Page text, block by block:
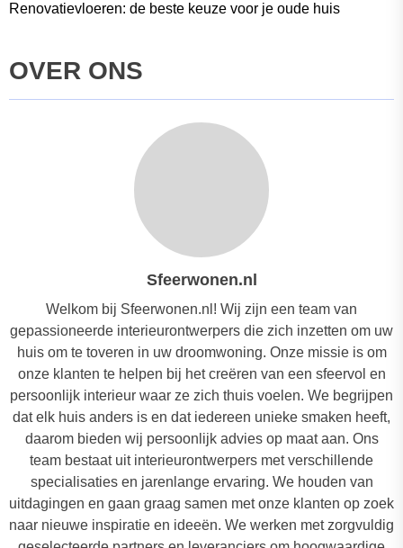
Renovatievloeren: de beste keuze voor je oude huis
OVER ONS
Sfeerwonen.nl
Welkom bij Sfeerwonen.nl! Wij zijn een team van
gepassioneerde interieurontwerpers die zich inzetten om uw
huis om te toveren in uw droomwoning. Onze missie is om
onze klanten te helpen bij het creëren van een sfeervol en
persoonlijk interieur waar ze zich thuis voelen. We begrijpen
dat elk huis anders is en dat iedereen unieke smaken heeft,
daarom bieden wij persoonlijk advies op maat aan. Ons
team bestaat uit interieurontwerpers met verschillende
specialisaties en jarenlange ervaring. We houden van
uitdagingen en gaan graag samen met onze klanten op zoek
naar nieuwe inspiratie en ideeën. We werken met zorgvuldig